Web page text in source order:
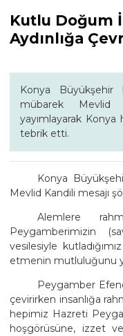
Kutlu Doğum
Aydınlığa
Konya Büyükşehir
mübarek
yayımlayarak Konya
tebrik etti.
Konya
Mevlid Kandili mesajı
Alemlere
Peygamberimizin
vesilesiyle
etmenin mutluluğunu
Peygamber
çevirirken insanlığa
hepimiz Hazreti
hoşgörüsüne, izzet